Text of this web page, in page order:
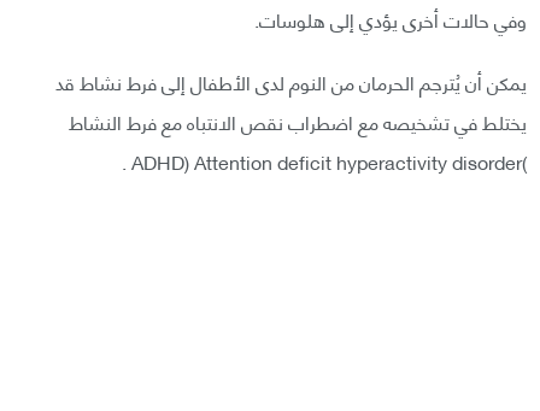
وفي حالات أخرى يؤدي إلى هلوسات.
يمكن أن يُترجم الحرمان من النوم لدى الأطفال إلى فرط نشاط قد
يختلط في تشخيصه مع اضطراب نقص الانتباه مع فرط النشاط
)ADHD) Attention deficit hyperactivity disorder .